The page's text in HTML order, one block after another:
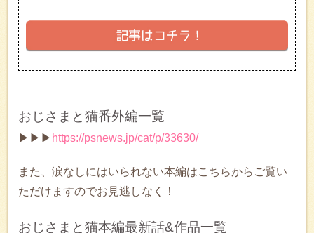
おじさまと猫番外編一覧
▶▶▶ https://psnews.jp/cat/p/33630/
また、涙なしにはいられない本編はこちらからご覧い
ただけますのでお見逃しなく！
おじさまと猫本編最新話&作品一覧